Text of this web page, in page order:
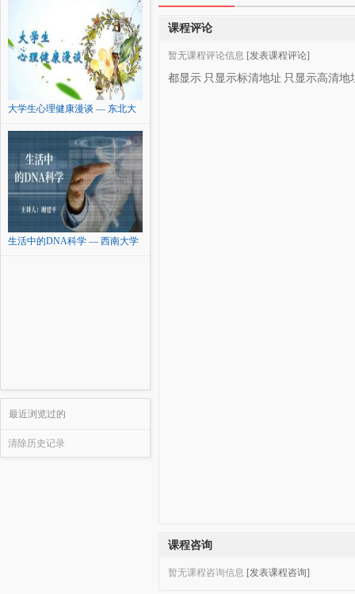
大学生心理健康漫谈 — 东北大
学
生活中的DNA科学 — 西南大学
最近浏览过的
清除历史记录
课程评论
暂无课程评论信息 [发表课程评论]
都显示 只显示标清地址 只显示高清地
课程咨询
暂无课程咨询信息 [发表课程咨询]